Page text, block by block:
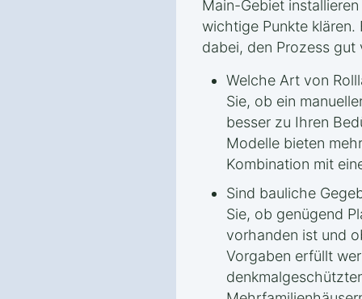
Main-Gebiet‎
wichtige Punkte
dabei, den Prozess gut
Welche Art von
Sie, ob ein
besser zu Ihren
Modelle bieten
Kombination mit
Sind bauliche
Sie, ob genügend
vorhanden ist und
Vorgaben erfüllt